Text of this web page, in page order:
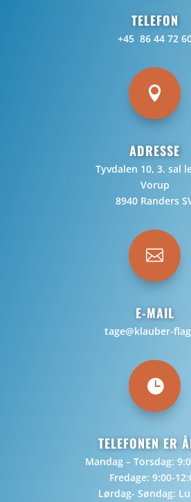
TELEFON
+45 86 44 72

ADRESSE
Tyvdalen 10, 3. sal
Vorup
8940 Randers

E-MAIL
tage@klauber-

TELEFONEN ER
Mandag – Torsdag:
Fredage: 9:00-
Lørdag- Søndag: